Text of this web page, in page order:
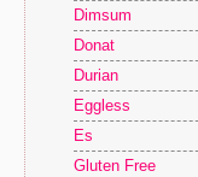
Dimsum
Donat
Durian
Eggless
Es
Gluten Free